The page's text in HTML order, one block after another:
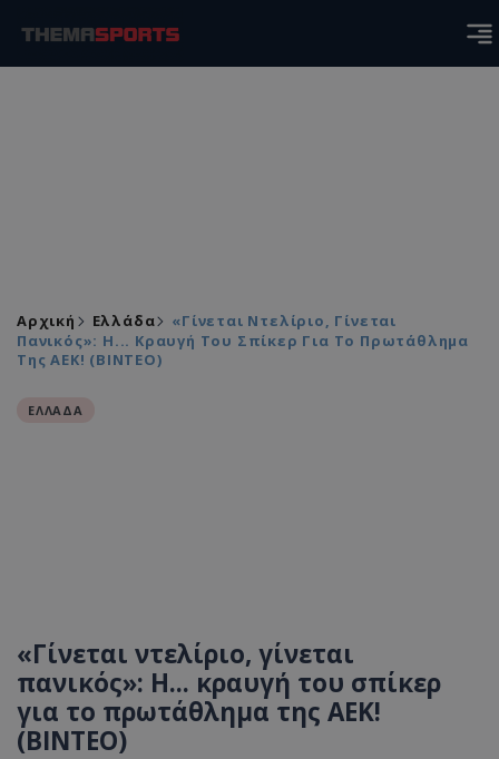
Αρχική Ελλάδα
«Γίνεται Ντελίριο, Γίνεται
Πανικός»: Η... Κραυγή Του Σπίκερ Για Το Πρωτάθλημα
Της ΑΕΚ! (ΒΙΝΤΕΟ)
ΕΛΛΑΔΑ
«Γίνεται ντελίριο, γίνεται
πανικός»: Η... κραυγή του σπίκερ
για το πρωτάθλημα της ΑΕΚ!
(ΒΙΝΤΕΟ)